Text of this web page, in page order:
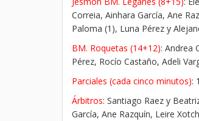
Correia, Ainhara García, Ane
Paloma (1), Luna Pérez y
BM. Roquetas (14+12): Andrea
Pérez, Rocío Castaño, Adeli
Parciales (cada cinco minutos):
Árbitros: Santiago Raez y
García, Ane Razquín, Leire